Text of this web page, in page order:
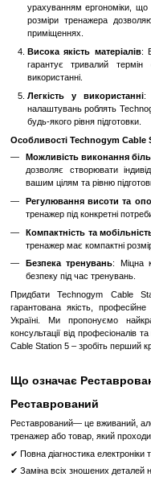
Proffitness пропонує
тренажер Technogym
передових технологій,
тренувальний процес.
Переваги Technogym
Універсальність:
налаштувань, цей
силових вправ до
зможете виконувати
Інноваційні
максимальної
Ергономічний
урахуванням
розміри тренажера
приміщеннях.
Висока якість
гарантує тривалий
використанні.
налаштувань
будь-якого рівня
Особливості
Можливість
дозволяє створювати
вашим цілям та рівню